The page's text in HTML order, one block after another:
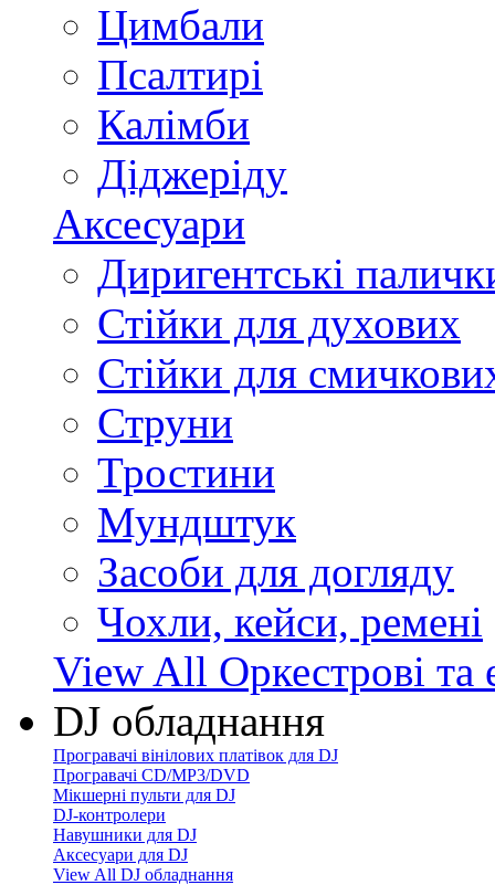
Цимбали
Псалтирі
Калімби
Діджеріду
Аксесуари
Диригентські
Стійки для духових
Стійки для
Струни
Тростини
Мундштук
Засоби для догляду
Чохли, кейси, ремені
View All Оркестрові та
DJ обладнання
Програвачі вінілових платівок для DJ
Програвачі CD/MP3/DVD
Мікшерні пульти для DJ
DJ-контролери
Навушники для DJ
Аксесуари для DJ
View All DJ обладнання